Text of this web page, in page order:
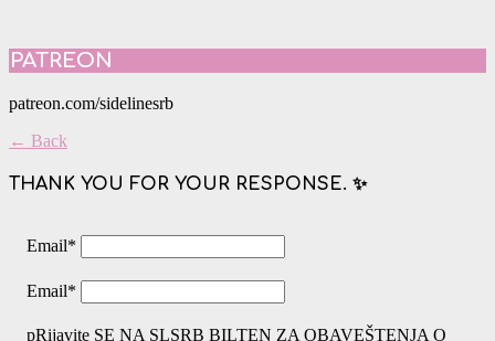
PATREON
patreon.com/sidelinesrb
← Back
THANK YOU FOR YOUR RESPONSE. ✨
Email*
Email*
pRijavite SE NA SLSRB BILTEN ZA OBAVEŠTENJA O